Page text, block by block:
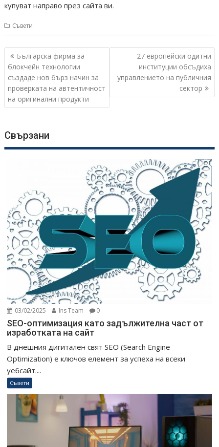
купуват направо през сайта ви.
Съвети
Навигация
Българска фирма за
блокчейн технологии
създаде нов бърз начин за
проверката на автентичност
на оригинални продукти
27 европейски одитни
институции обсъдиха
управлението на публичния
сектор
Свързани
03/02/2025 Ins Team 0
SEO-оптимизация като задължителна част от
изработката на сайт
В днешния дигитален свят SEO (Search Engine
Optimization) е ключов елемент за успеха на всеки
уебсайт....
Съвети